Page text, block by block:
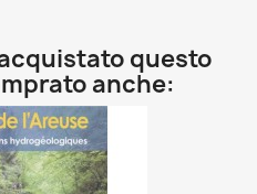
questo
anche: